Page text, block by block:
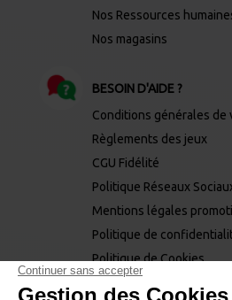
Nos Ressources
Nos magasins
BESOIN D'AIDE ?
Conditions générales de
Règlements des jeux
CGU Fidélité
Politique Réseaux
Mentions légales
Politique de
Politique de Cookies